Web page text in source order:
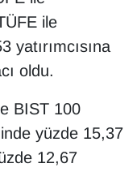
ile
yatırımcısına
oldu.
BIST 100
yüzde 15,37
12,67